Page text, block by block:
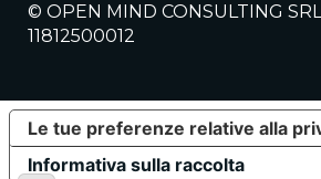
© OPEN MIND CONSULTING SRL
11812500012
Informativa sulla raccolta
Le tue preferenze relative alla